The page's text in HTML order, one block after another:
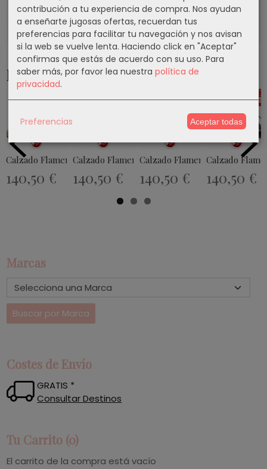
Marcas
Costes de Envío
GRATIS *
Consultar Destinos
Tu Carrito (0)
El carrito de la compra está vacío
Comentarios
Productos Relacionados
Calzado Flamenco Modelo EX013
140,50 €
Calzado Flamenco Modelo EX021
140,50 €
Calzado Flamenco Modelo
140,50 €
Calzado
140,50 €
contribución a tu experiencia de compra. Nos ayudan
a enseñarte jugosas ofertas, recuerdan tus
preferencias para facilitar tu navegación y nos avisan
si la web se vuelve lenta. Haciendo click en "Aceptar"
confirmas que estás de acuerdo con su uso. Para
saber más, por favor lea nuestra política de
privacidad.
Preferencias Aceptar todas